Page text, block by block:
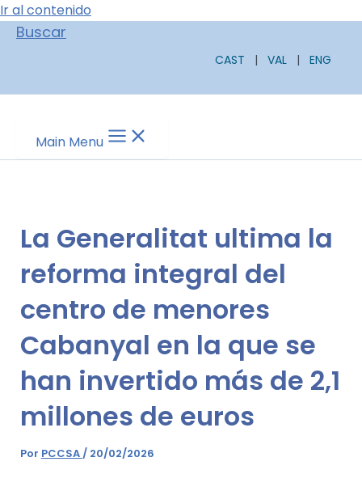
Ir al contenido
Buscar
CAST | VAL | ENG
Main Menu
La Generalitat ultima la
reforma integral del
centro de menores
Cabanyal en la que se
han invertido más de 2,1
millones de euros
Por PCCSA / 20/02/2026